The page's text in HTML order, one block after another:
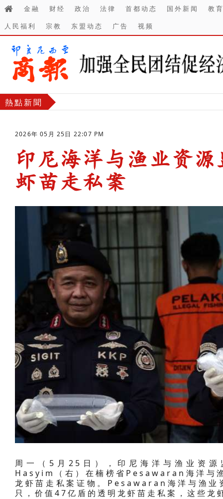
金融 财经 政治 法律 首都动态 国外新闻
教
人民福利
宗教 东盟动态 广告 视频
熱點新聞
2026年 05月 25日 22:07 PM
印尼海洋与渔业资
虾苗走私案
周一（5月25日），印尼海洋与渔业资
Hasyim（右）在楠榜省Pesawaran海洋与
龙虾苗走私案证物。Pesawaran海洋与渔
只，价值47亿盾的透明龙虾苗走私案，这些龙